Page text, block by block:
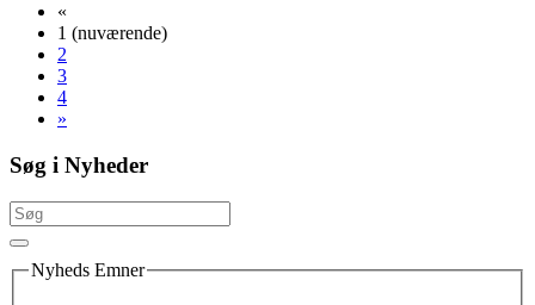
«
1 (nuværende)
2
3
4
»
Søg i Nyheder
Nyheds Emner